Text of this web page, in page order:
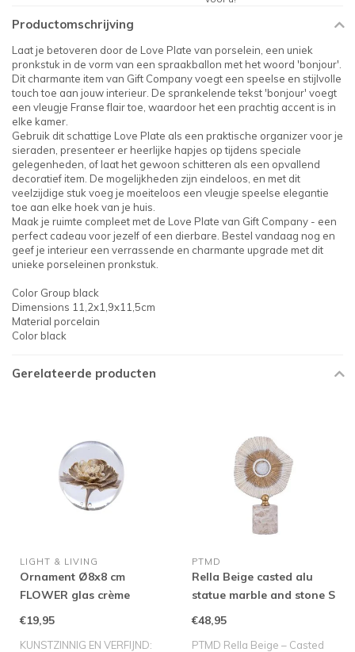
Productomschrijving
Laat je betoveren door de Love Plate van porselein, een uniek
pronkstuk in de vorm van een spraakballon met het woord 'bonjour'.
Dit charmante item van Gift Company voegt een speelse en stijlvolle
touch toe aan jouw interieur. De sprankelende tekst 'bonjour' voegt
een vleugje Franse flair toe, waardoor het een prachtig accent is in
elke kamer.
Gebruik dit schattige Love Plate als een praktische organizer voor je
sieraden, presenteer er heerlijke hapjes op tijdens speciale
gelegenheden, of laat het gewoon schitteren als een opvallend
decoratief item. De mogelijkheden zijn eindeloos, en met dit
veelzijdige stuk voeg je moeiteloos een vleugje speelse elegantie
toe aan elke hoek van je huis.
Maak je ruimte compleet met de Love Plate van Gift Company - een
perfect cadeau voor jezelf of een dierbare. Bestel vandaag nog en
geef je interieur een verrassende en charmante upgrade met dit
unieke porseleinen pronkstuk.
Color Group black
Dimensions 11,2x1,9x11,5cm
Material porcelain
Color black
Gerelateerde producten
LIGHT & LIVING
Ornament Ø8x8 cm
FLOWER glas crème
€19,95
KUNSTZINNIG EN VERFIJND:
PTMD
Rella Beige casted alu
statue marble and stone S
€48,95
PTMD Rella Beige – Casted